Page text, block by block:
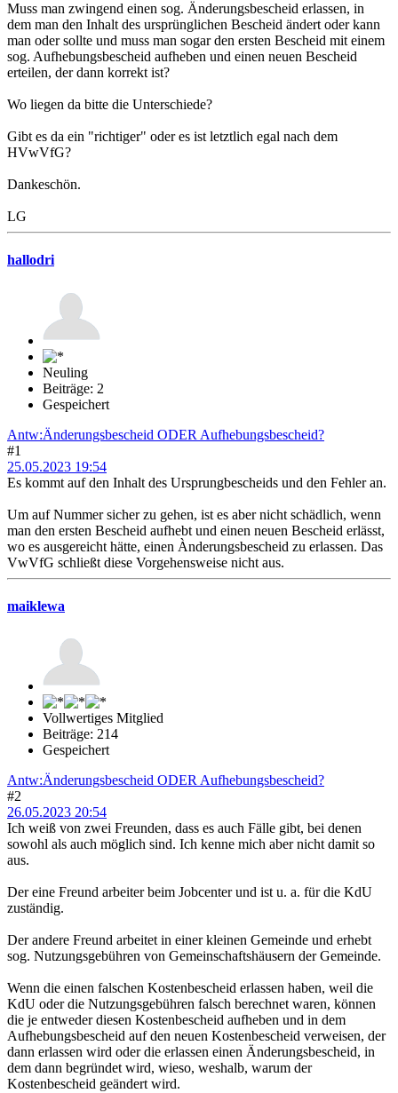
Muss man zwingend einen sog. Änderungsbescheid erlassen, in
dem man den Inhalt des ursprünglichen Bescheid ändert oder kann
man oder sollte und muss man sogar den ersten Bescheid mit einem
sog. Aufhebungsbescheid aufheben und einen neuen Bescheid
erteilen, der dann korrekt ist?
Wo liegen da bitte die Unterschiede?
Gibt es da ein "richtiger" oder es ist letztlich egal nach dem
HVwVfG?
Dankeschön.
LG
hallodri
Neuling
Beiträge: 2
Gespeichert
Antw:Änderungsbescheid ODER Aufhebungsbescheid?
#1
25.05.2023 19:54
Es kommt auf den Inhalt des Ursprungbescheids und den Fehler an.
Um auf Nummer sicher zu gehen, ist es aber nicht schädlich, wenn
man den ersten Bescheid aufhebt und einen neuen Bescheid erlässt,
wo es ausgereicht hätte, einen Ànderungsbescheid zu erlassen. Das
VwVfG schließt diese Vorgehensweise nicht aus.
maiklewa
Vollwertiges Mitglied
Beiträge: 214
Gespeichert
Antw:Änderungsbescheid ODER Aufhebungsbescheid?
#2
26.05.2023 20:54
Ich weiß von zwei Freunden, dass es auch Fälle gibt, bei denen
sowohl als auch möglich sind. Ich kenne mich aber nicht damit so
aus.
Der eine Freund arbeiter beim Jobcenter und ist u. a. für die KdU
zuständig.
Der andere Freund arbeitet in einer kleinen Gemeinde und erhebt
sog. Nutzungsgebühren von Gemeinschaftshäusern der Gemeinde.
Wenn die einen falschen Kostenbescheid erlassen haben, weil die
KdU oder die Nutzungsgebühren falsch berechnet waren, können
die je entweder diesen Kostenbescheid aufheben und in dem
Aufhebungsbescheid auf den neuen Kostenbescheid verweisen, der
dann erlassen wird oder die erlassen einen Änderungsbescheid, in
dem dann begründet wird, wieso, weshalb, warum der
Kostenbescheid geändert wird.